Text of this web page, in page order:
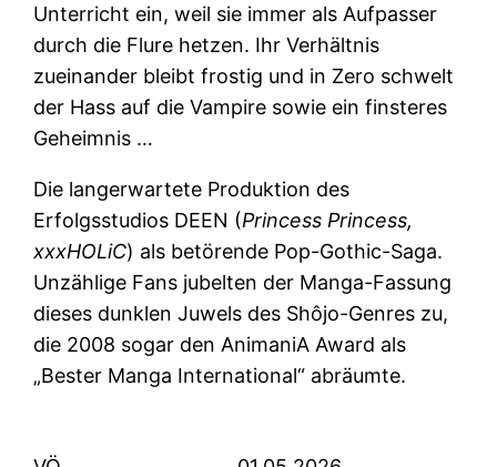
Unterricht ein, weil sie immer als Aufpasser
durch die Flure hetzen. Ihr Verhältnis
zueinander bleibt frostig und in Zero schwelt
der Hass auf die Vampire sowie ein finsteres
Geheimnis …
Die langerwartete Produktion des
Erfolgsstudios DEEN (Princess Princess,
xxxHOLiC) als betörende Pop-Gothic-Saga.
Unzählige Fans jubelten der Manga-Fassung
dieses dunklen Juwels des Shôjo-Genres zu,
die 2008 sogar den AnimaniA Award als
„Bester Manga International“ abräumte.